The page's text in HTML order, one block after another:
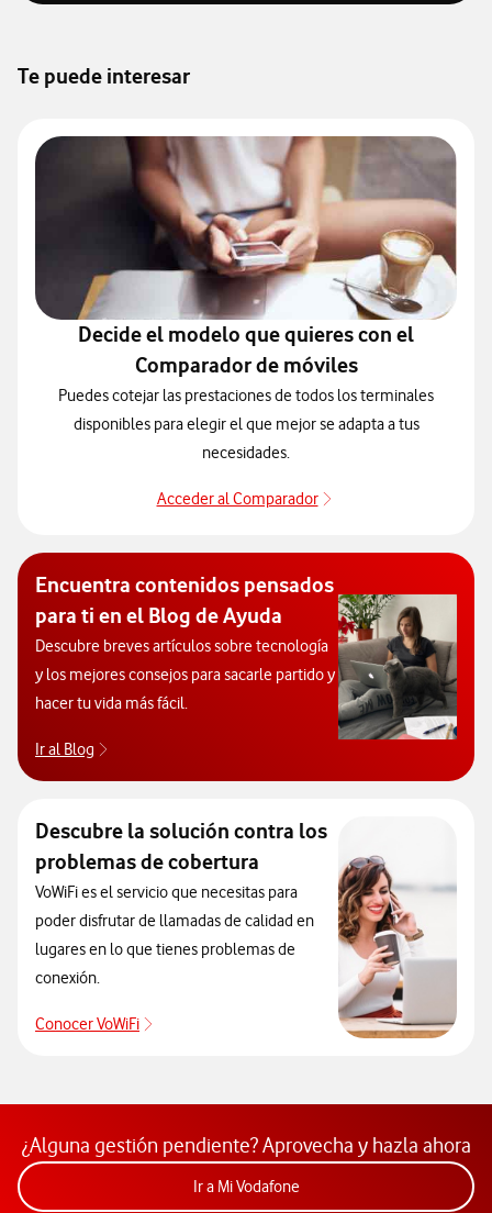
Te puede interesar
Decide el modelo que quieres con el
Comparador de móviles
Puedes cotejar las prestaciones de todos los terminales
disponibles para elegir el que mejor se adapta a tus
necesidades.
Acceder al Comparador
Encuentra contenidos pensados
para ti en el Blog de Ayuda
Descubre breves artículos sobre tecnología
y los mejores consejos para sacarle partido y
hacer tu vida más fácil.
Ir al Blog
Descubre la solución contra los
problemas de cobertura
VoWiFi es el servicio que necesitas para
poder disfrutar de llamadas de calidad en
lugares en lo que tienes problemas de
conexión.
Conocer VoWiFi
Descubre la solución contra los problemas de
¿Alguna gestión pendiente? Aprovecha y hazla ahora
Ir a Mi VodafoneAcceder a la app Mi